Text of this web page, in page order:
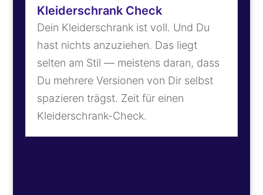
Kleiderschrank Check
Dein Kleiderschrank ist voll. Und Du
hast nichts anzuziehen. Das liegt
selten am Stil — meistens daran, dass
Du mehrere Versionen von Dir selbst
spazieren trägst. Zeit für einen
Kleiderschrank-Check.